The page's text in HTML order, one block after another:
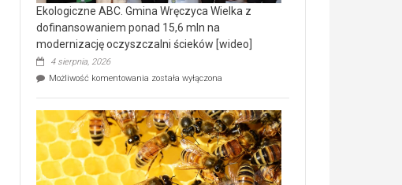
Ekologiczne ABC. Gmina Wręczyca Wielka z
dofinansowaniem ponad 15,6 mln na
modernizację oczyszczalni ścieków [wideo]
4 sierpnia, 2026
Możliwość komentowania Ekologiczne
Wręczyca
Wielka
z
dofinansowaniem
ponad
15,6
została wyłączona